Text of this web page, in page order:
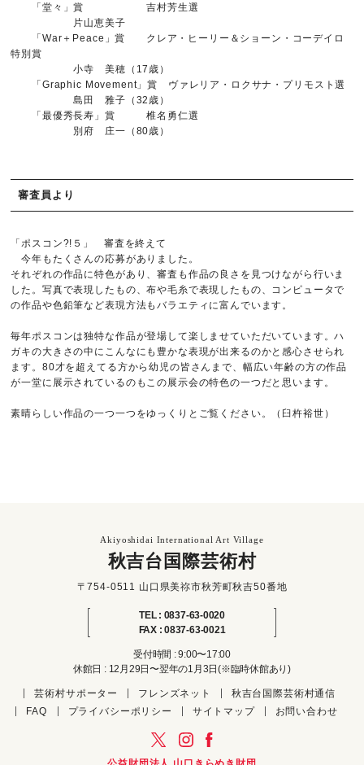
「堂々」賞 吉村芳生選
片山恵美子
「War＋Peace」賞 クレア・ヒーリー＆ショーン・コーデイロ
特別賞
小寺 美穂（17歳）
「Graphic Movement」賞 ヴァレリア・ロクサナ・プリモスト選
島田 雅子（32歳）
「最優秀長寿」賞 椎名勇仁選
別府 庄一（80歳）
審査員より
「ポスコン?!５」 審査を終えて
今年もたくさんの応募がありました。
それぞれの作品に特色があり、審査も作品の良さを見つけながら行いま
した。写真で表現したもの、布や毛糸で表現したもの、コンピュータで
の作品や色鉛筆など表現方法もバラエティに富んでいます。
毎年ポスコンは独特な作品が登場して楽しませていただいています。ハ
ガキの大きさの中にこんなにも豊かな表現が出来るのかと感心させられ
ます。80才を超えてる方から幼児の皆さんまで、幅広い年齢の方の作品
が一堂に展示されているのもこの展示会の特色の一つだと思います。
素晴らしい作品の一つ一つをゆっくりとご覧ください。（臼杵裕世）
Akiyoshidai International Art Village
秋吉台国際芸術村
〒754-0511 山口県美祢市秋芳町秋吉50番地
TEL : 0837-63-0020
FAX : 0837-63-0021
受付時間 : 9:00〜17:00
休館日 : 12月29日〜翌年の1月3日(※臨時休館あり)
芸術村サポーター フレンズネット
秋吉台国際芸術村通信
FAQ
プライバシーポリシー サイトマップ お問い合わせ